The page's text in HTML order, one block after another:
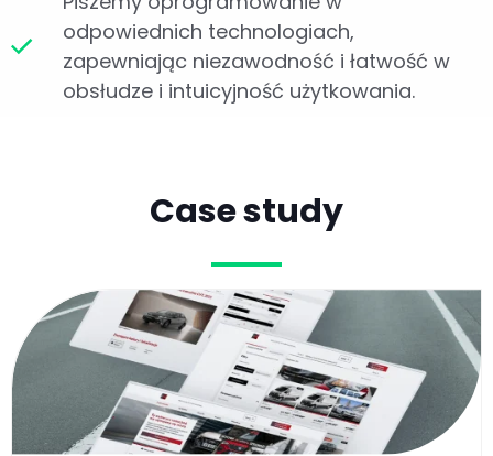
odpowiednich technologiach,
zapewniając niezawodność i łatwość w
obsłudze i intuicyjność użytkowania.
Case study